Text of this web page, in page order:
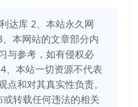
达库 2、本站永久网
本网站的文章部分内
与参考，如有侵权必
、本站一切资源不代表
和对其真实性负责。
转载任何违法的相关